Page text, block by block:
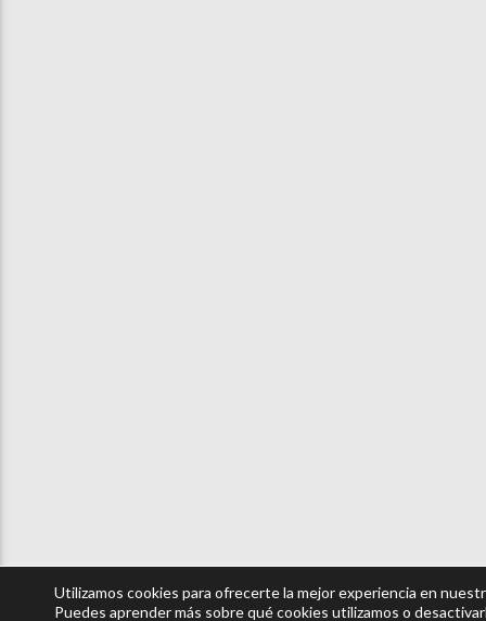
Utilizamos cookies para ofrecerte la mejor experiencia en
Puedes aprender más sobre qué cookies utilizamos o